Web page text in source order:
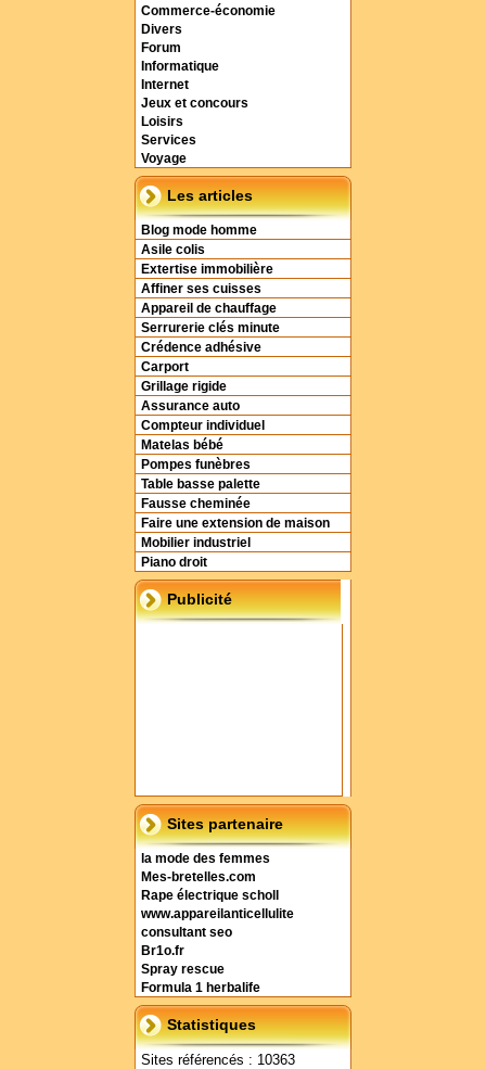
Commerce-économie
Divers
Forum
Informatique
Internet
Jeux et concours
Loisirs
Services
Voyage
Les articles
Blog mode homme
Asile colis
Extertise immobilière
Affiner ses cuisses
Appareil de chauffage
Serrurerie clés minute
Crédence adhésive
Carport
Grillage rigide
Assurance auto
Compteur individuel
Matelas bébé
Pompes funèbres
Table basse palette
Fausse cheminée
Faire une extension de maison
Mobilier industriel
Piano droit
Publicité
Sites partenaire
la mode des femmes
Mes-bretelles.com
Rape électrique scholl
www.appareilanticellulite
consultant seo
Br1o.fr
Spray rescue
Formula 1 herbalife
Statistiques
Sites référencés : 10363